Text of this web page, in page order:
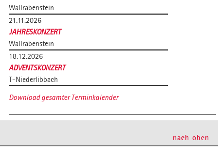
Wallrabenstein
21.11.2026
JAHRESKONZERT
Wallrabenstein
18.12.2026
ADVENTSKONZERT
T-Niederlibbach
Download gesamter Terminkalender
nach oben